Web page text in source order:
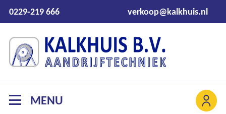
0229-219 666 verkoop@kalkhuis.nl
MENU